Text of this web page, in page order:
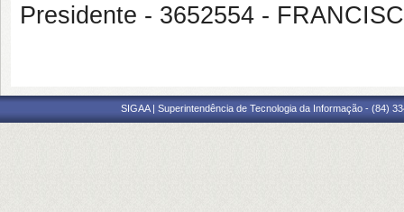
Presidente - 3652554 -
SIGAA | Superintendência de Tecnologia da Informação - (84)